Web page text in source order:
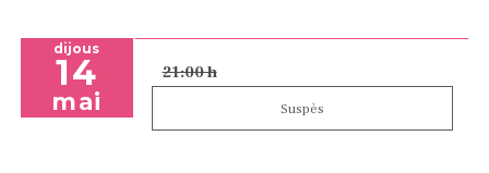
dijous
14
mai
21:00 h
Suspès